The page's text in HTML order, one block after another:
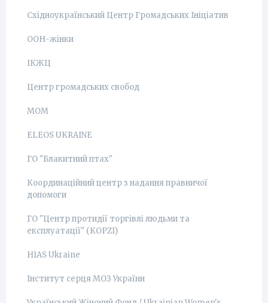
Східноукраїнський Центр Громадських Ініціатив
ООН-жінки
ІКЖЦ
Центр громадських свобод
МОМ
ELEOS UKRAINE
ГО "Блакитний птах"
Координаційний центр з надання правничої
допомоги
ГО "Центр протидії торгівлі людьми та
експлуатації" (КОРZI)
HIAS Ukraine
Інститут серця МОЗ України